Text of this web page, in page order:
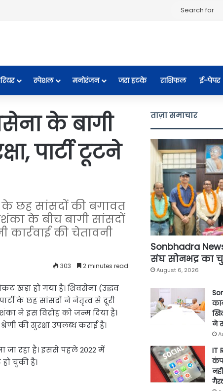
स्पेशल मनोरंजन जरा हटके राशिफल ई-पेपर
के बागी
पार्टी टूटने
के छह सांसदों की बगावत
के बीच बागी सांसदों
की चेतावनी
303 2 minutes read
खड़ा हो गया है। शिवसेना (उद्धव
के छह सांसदों ने नेतृत्व से दूरी
ने इस विद्रोह को जन्म दिया है।
की सुरक्षा उपलब्ध कराई है।
जा रहा है। इससे पहले 2022 में
हो चुकी है।
ताज़ा समाचार
Sonbhadra
संघ सोनभद्र का
August 6, 2026
ने
IT